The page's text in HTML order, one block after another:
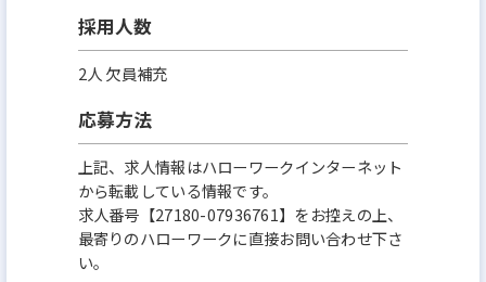
採用人数
2人 欠員補充
応募方法
上記、求人情報はハローワークインターネット
から転載している情報です。
求人番号【27180-07936761】をお控えの上、
最寄りのハローワークに直接お問い合わせ下さ
い。